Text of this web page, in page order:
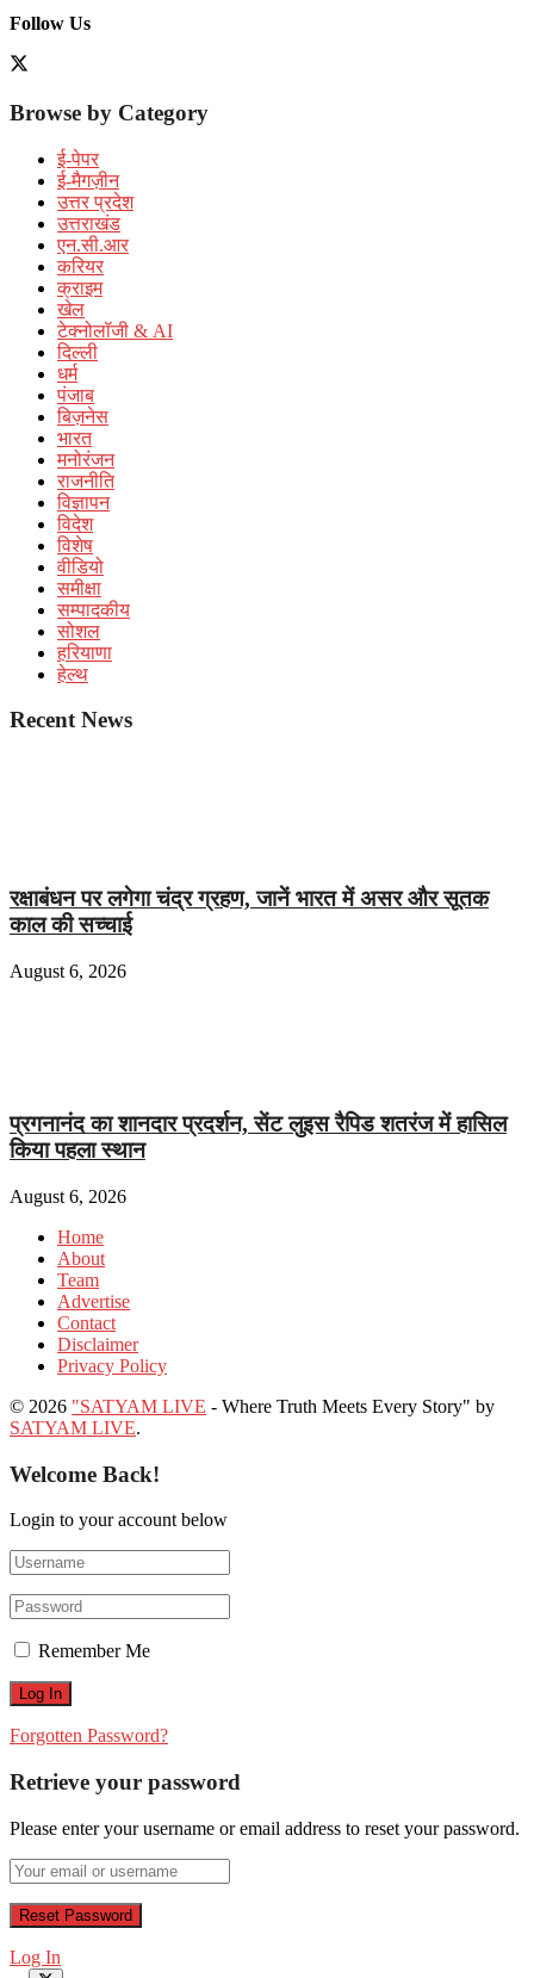
Follow Us
Browse by Category
ई-पेपर
ई-मैगज़ीन
उत्तर प्रदेश
उत्तराखंड
एन.सी.आर
करियर
क्राइम
खेल
टेक्नोलॉजी & AI
दिल्ली
धर्म
पंजाब
बिज़नेस
भारत
मनोरंजन
राजनीति
विज्ञापन
विदेश
विशेष
वीडियो
समीक्षा
सम्पादकीय
सोशल
हरियाणा
हेल्थ
Recent News
रक्षाबंधन पर लगेगा चंद्र ग्रहण, जानें भारत में असर और सूतक
काल की सच्चाई
August 6, 2026
प्रगनानंद का शानदार प्रदर्शन, सेंट लुइस रैपिड शतरंज में हासिल
किया पहला स्थान
August 6, 2026
Home
About
Team
Advertise
Contact
Disclaimer
Privacy Policy
© 2026 "SATYAM LIVE - Where Truth Meets Every Story" by
SATYAM LIVE.
Welcome Back!
Login to your account below
Remember Me
Forgotten Password?
Retrieve your password
Please enter your username or email address to reset your password.
Log In